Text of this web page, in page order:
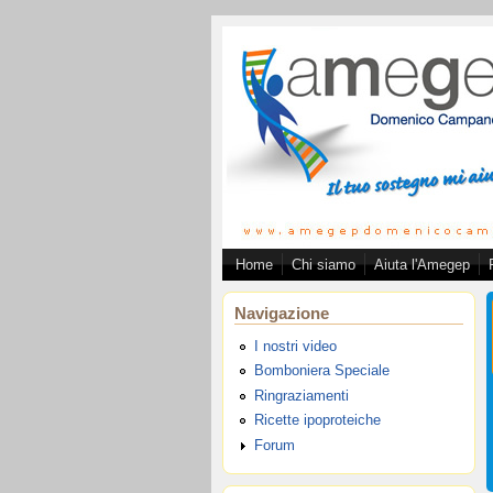
Associazione
Home Chi siamo Aiuta l'Amegep
Navigazione
I nostri video
Bomboniera Speciale
Ringraziamenti
Ricette ipoproteiche
Forum